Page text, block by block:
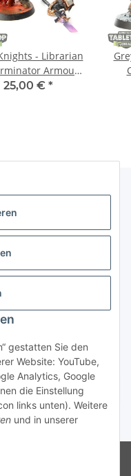
gestatten Sie den
Website: YouTube,
Analytics, Google
die Einstellung
links unten). Weitere
und in unserer
- Librarian
Armour
- bemalt
25,00 € *